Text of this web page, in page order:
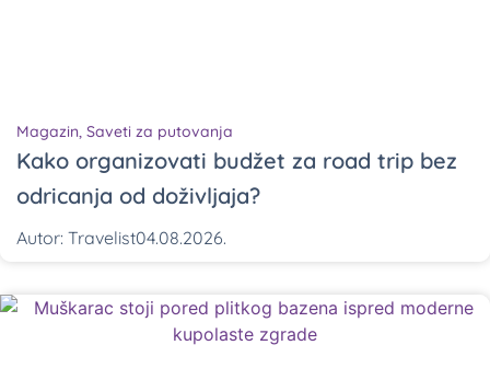
Magazin, Saveti za putovanja
Kako organizovati budžet za road trip bez
odricanja od doživljaja?
Autor: Travelist04.08.2026.